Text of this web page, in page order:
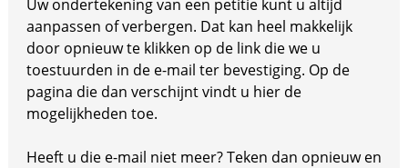
Uw ondertekening van een petitie kunt u altijd
aanpassen of verbergen. Dat kan heel makkelijk
door opnieuw te klikken op de link die we u
toestuurden in de e-mail ter bevestiging. Op de
pagina die dan verschijnt vindt u hier de
mogelijkheden toe.
Heeft u die e-mail niet meer? Teken dan opnieuw en